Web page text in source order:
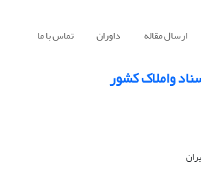
ارسال مقاله داوران تماس با ما
واملاک کشور